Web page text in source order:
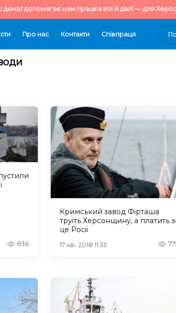
донат допомагає нам працювати й далі — для
Про нас Контакти Cпівпраця
836
Кримський завод Фірташа
труїть Херсонщину, а платить
це Росії
17 кві. 2018 11:33